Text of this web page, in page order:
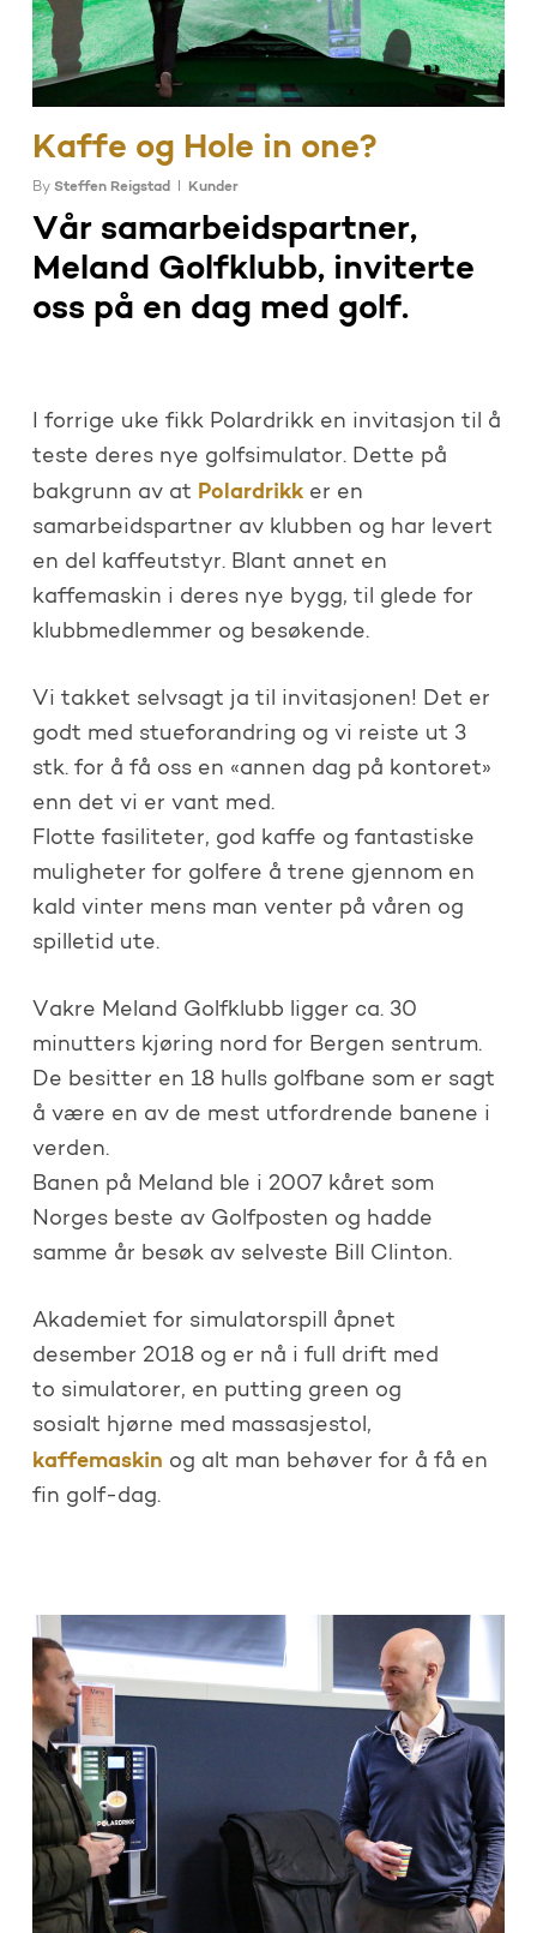
Kaffe og Hole in one?
By Steffen Reigstad Kunder
Vår samarbeidspartner,
Meland Golfklubb, inviterte
oss på en dag med golf.
I forrige uke fikk Polardrikk en invitasjon til å
teste deres nye golfsimulator. Dette på
bakgrunn av at Polardrikker en
samarbeidspartner av klubben og har levert
en del kaffeutstyr. Blant annet en
kaffemaskin i deres nye bygg, til glede for
klubbmedlemmer og besøkende.
Vi takket selvsagt ja til invitasjonen! Det er
godt med stueforandring og vi reiste ut 3
stk. for å få oss en «annen dag på kontoret»
enn det vi er vant med.
Flotte fasiliteter, god kaffe og fantastiske
muligheter for golfere å trene gjennom en
kald vinter mens man venter på våren og
spilletid ute.
Vakre Meland Golfklubb ligger ca. 30
minutters kjøring nord for Bergen sentrum.
De besitter en 18 hulls golfbane som er sagt
å være en av de mest utfordrende banene i
verden.
Banen på Meland ble i 2007 kåret som
Norges beste av Golfposten og hadde
samme år besøk av selveste Bill Clinton.
Akademiet for simulatorspill åpnet
desember 2018 og er nå i full drift med
to simulatorer, en putting green og
sosialt hjørne med massasjestol,
kaffemaskin og alt man behøver for å få en
fin golf-dag.